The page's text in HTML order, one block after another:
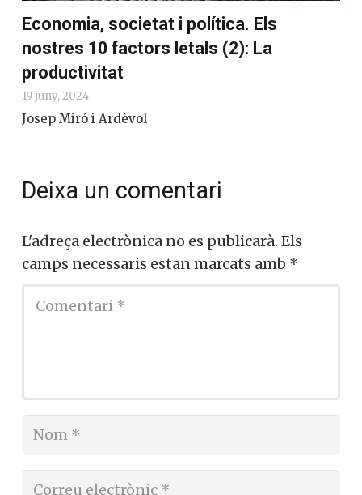
Economia, societat i política. Els
nostres 10 factors letals (2): La
productivitat
19 juny, 2024
Josep Miró i Ardèvol
Deixa un comentari
L'adreça electrònica no es publicarà. Els
camps necessaris estan marcats amb *